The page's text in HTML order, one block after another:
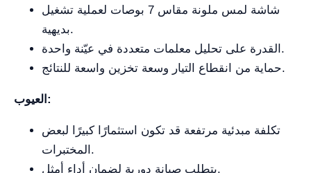
شاشة لمس ملونة مقاس 7 بوصات لعملية تشغيل
بديهية.
القدرة على تحليل معلمات متعددة في عيّنة واحدة.
حماية من انقطاع التيار وسعة تخزين واسعة للنتائج.
العيوب:
تكلفة مبدئية مرتفعة قد تكون استثمارًا كبيرًا لبعض
المختبرات.
يتطلب صيانة دورية لضمان أداء أمثل.